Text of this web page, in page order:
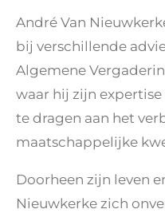
André Van
bij verschillende
Algemene
waar hij zijn
te dragen aan het
maatschappelijke
Doorheen zijn leven
Nieuwkerke zich